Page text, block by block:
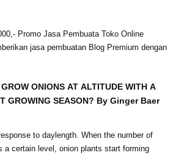
jasa pembuatan Blog Premium dengan
ONIONS AT ALTITUDE WITH A
GROWING SEASON? By Ginger Baer
to daylength. When the number of
a certain level, onion plants start forming